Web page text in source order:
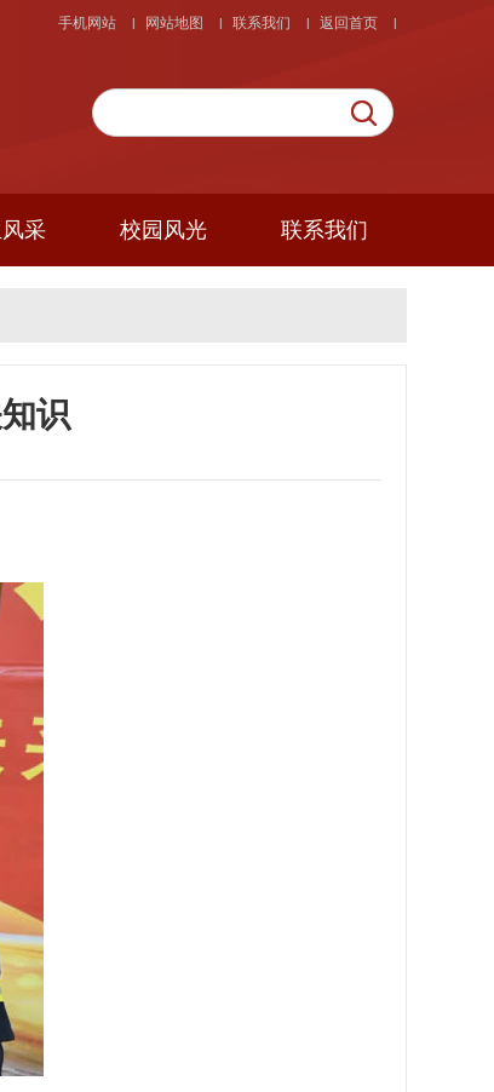
|
返回首页
|
联系我们
|
网站地图
|
手机网站
采 校园风光 联系我们
识